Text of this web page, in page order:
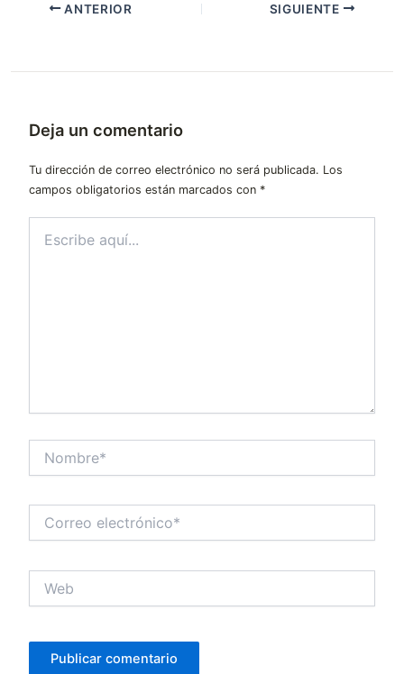
ANTERIOR SIGUIENTE
Deja un comentario
Tu dirección de correo electrónico no será publicada. Los
campos obligatorios están marcados con *
aquí...
electrónico*